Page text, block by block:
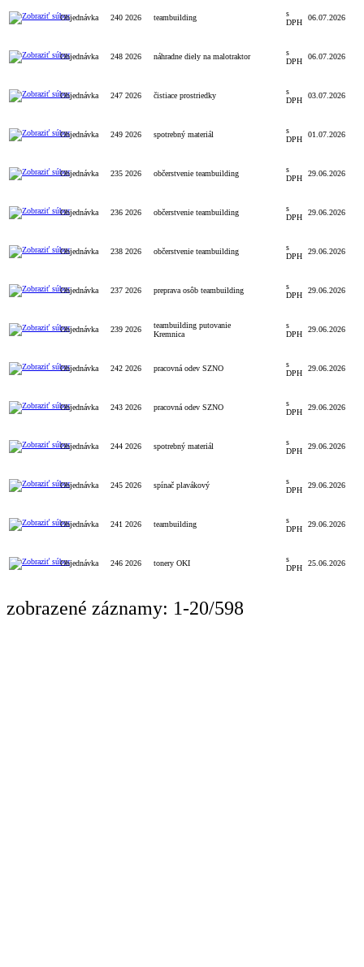
Objednávka 240 2026 teambuilding
s
DPH
06.07.2026
Objednávka 248 2026 náhradne diely na malotraktor
s
DPH
06.07.2026
Objednávka 247 2026 čistiace prostriedky
s
DPH
03.07.2026
Objednávka 249 2026 spotrebný materiál
s
DPH
01.07.2026
Objednávka 235 2026 občerstvenie teambuilding
s
DPH
29.06.2026
Objednávka 236 2026 občerstvenie teambuilding
s
DPH
29.06.2026
Objednávka 238 2026 občerstvenie teambuilding
s
DPH
29.06.2026
Objednávka 237 2026 preprava osôb teambuilding
s
DPH
29.06.2026
Objednávka 239 2026
teambuilding putovanie
Kremnica
s
DPH
29.06.2026
Objednávka 242 2026 pracovná odev SZNO
s
DPH
29.06.2026
Objednávka 243 2026 pracovná odev SZNO
s
DPH
29.06.2026
Objednávka 244 2026 spotrebný materiál
s
DPH
29.06.2026
Objednávka 245 2026 spínač plavákový
s
DPH
29.06.2026
Objednávka 241 2026 teambuilding
s
DPH
29.06.2026
Objednávka 246 2026 tonery OKI
s
DPH
25.06.2026
zobrazené záznamy: 1-20/598